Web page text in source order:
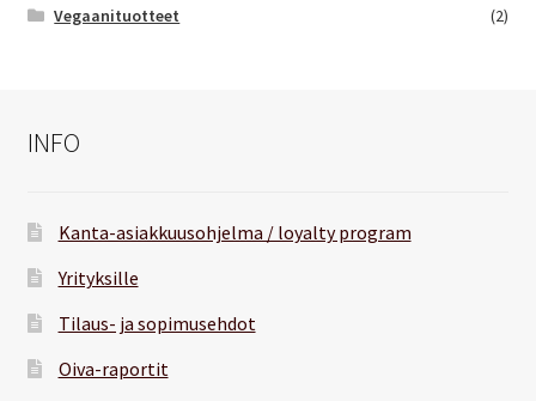
Vegaanituotteet
(2)
INFO
Kanta-asiakkuusohjelma / loyalty program
Yrityksille
Tilaus- ja sopimusehdot
Oiva-raportit